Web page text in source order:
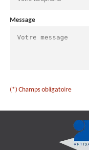
Message
(*) Champs obligatoire